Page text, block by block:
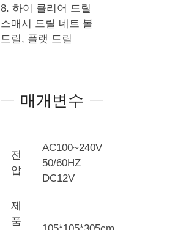
8. 하이 클리어 드릴
스매시 드릴 네트 볼
드릴, 플랫 드릴
매개변수
전
압
AC100~240V
50/60HZ
DC12V
제
품